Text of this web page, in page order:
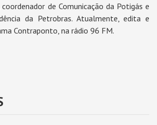
de Comunicação da Potigás e
da Petrobras. Atualmente, edita e
Contraponto, na rádio 96 FM.